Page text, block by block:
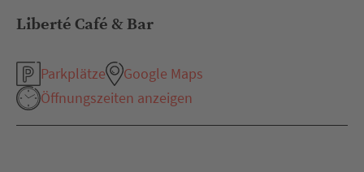
Liberté Café & Bar
Parkplätze
Google Maps
Öffnungszeiten anzeigen